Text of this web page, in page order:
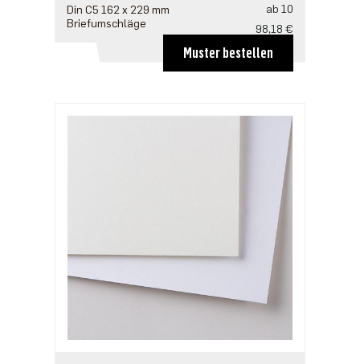
Din C5 162 x 229 mm
Briefumschläge
ab 10
98,18 €
ab 20
89,25 €
Muster bestellen